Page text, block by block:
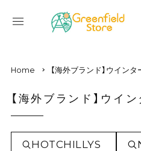
Home 【海外ブランド】ウイン
【海外ブランド】ウイ
HOTCHILLYS